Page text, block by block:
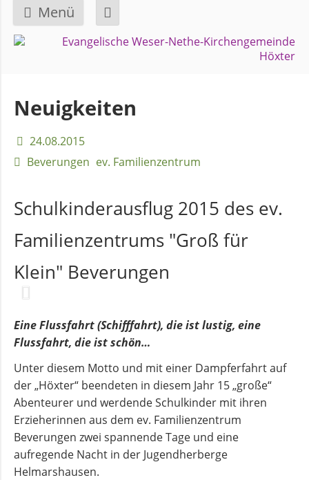
Menü
Navigation
GEMEINDE
Über
uns
Überblick
und
und
Pfarrerinnen
Gemeindebüro
Weinbergstiftung
AKTUELLES
Neuigkeiten
24.08.2015
Beverungen ev. Familienzentrum
Schulkinderausflug 2015 des ev.
Familienzentrums "Groß für
Klein" Beverungen
Eine Flussfahrt (Schifffahrt), die ist lustig, eine
Flussfahrt, die ist schön…
Unter diesem Motto und mit einer Dampferfahrt auf
der „Höxter“ beendeten in diesem Jahr 15 „große“
Abenteurer und werdende Schulkinder mit ihren
Erzieherinnen aus dem ev. Familienzentrum
Beverungen zwei spannende Tage und eine
aufregende Nacht in der Jugendherberge
Helmarshausen.